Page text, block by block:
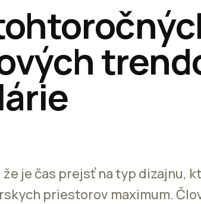
je čas prejsť na typ dizajnu,
priestorov maximum.